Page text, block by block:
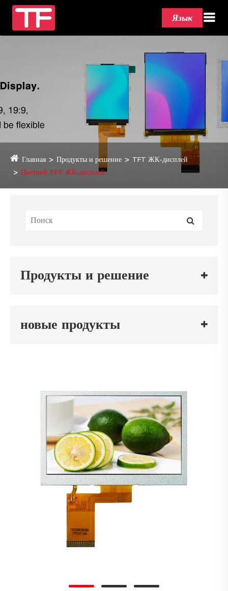
Язык
Главная Продукты и решение
TFT ЖК-дисплей
Цветной TFT ЖК-дисплей
Продукты и решение
новые продукты